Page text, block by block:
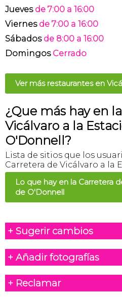
Jueves de 7:00 a 16:00
Viernes de 7:00 a 16:00
Sábados de 8:00 a 16:00
Domingos Cerrado
Ver más restaurantes en
¿Que más hay en
Vicálvaro a la
O'Donnell?
Lista de sitios que los
Carretera de Vicálvaro a la
Lo que hay en la Carretera
de O'Donnell
+ Sugerir cambios
+ Añadir fotografías
+ Reclamar